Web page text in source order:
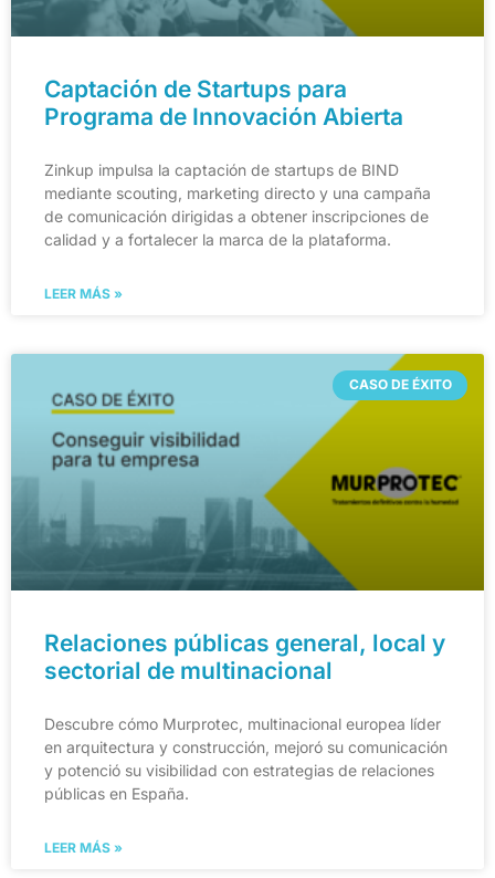
Captación de Startups para
Programa de Innovación Abierta
Zinkup impulsa la captación de startups de BIND
mediante scouting, marketing directo y una campaña
de comunicación dirigidas a obtener inscripciones de
calidad y a fortalecer la marca de la plataforma.
LEER MÁS »
CASO DE ÉXITO
Relaciones públicas general, local y
sectorial de multinacional
Descubre cómo Murprotec, multinacional europea líder
en arquitectura y construcción, mejoró su comunicación
y potenció su visibilidad con estrategias de relaciones
públicas en España.
LEER MÁS »